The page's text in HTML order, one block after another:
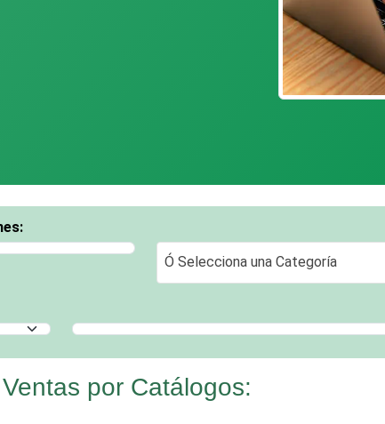
Ó Selecciona una Categoría
Ó Selecciona una Categoría
Selecciona un Municipio
por Catálogos: